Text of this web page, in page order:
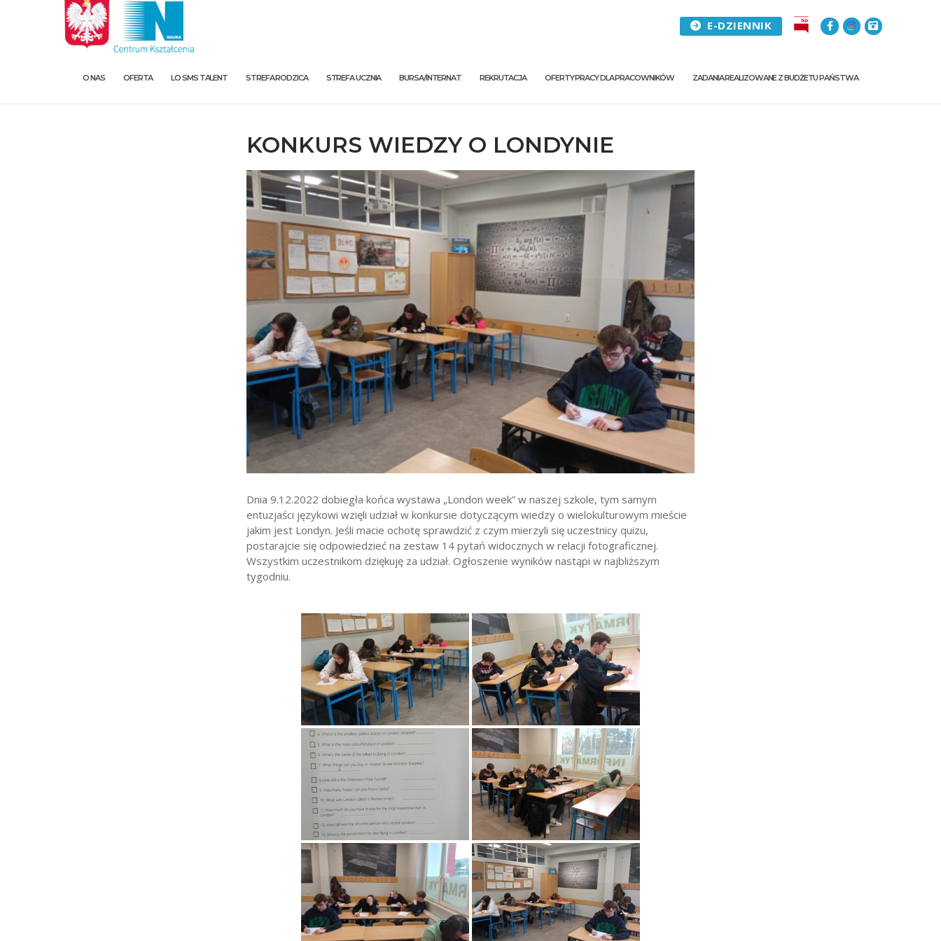
E-DZIENNIK
O NAS OFERTA LO SMS TALENT STREFA RODZICA STREFA UCZNIA BURSA/INTERNAT REKRUTACJA OFERTY PRACY DLA PRACOWNIKÓW ZADANIA REALIZOWANE Z BUDŻETU PAŃSTWA
O nas
LO SMS Talent
Strefa rodzica
Strefa ucznia
Bursa/Internat
Oferty pracy dla pracowników
Zadania realizowane z budżetu państwa
KONKURS WIEDZY O LONDYNIE
Dnia 9.12.2022 dobiegła końca wystawa „London week” w naszej szkole, tym samym
entuzjaści językowi wzięli udział w konkursie dotyczącym wiedzy o wielokulturowym mieście
jakim jest Londyn. Jeśli macie ochotę sprawdzić z czym mierzyli się uczestnicy quizu,
postarajcie się odpowiedzieć na zestaw 14 pytań widocznych w relacji fotograficznej.
Wszystkim uczestnikom dziękuję za udział. Ogłoszenie wyników nastąpi w najbliższym
tygodniu.